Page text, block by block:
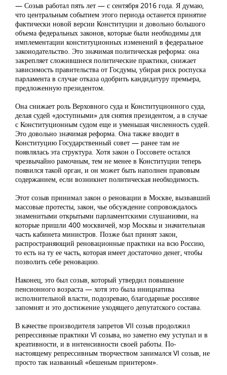
— Созыв работал пять лет — с сентября 2016 года. Я думаю,
что центральным событием этого периода останется принятие
фактически новой версии Конституции и довольно большого
объема федеральных законов, которые были необходимы для
имплементации конституционных изменений в федеральное
законодательство. Это значимая политическая реформа: она
закрепляет сложившиеся политические практики, снижает
зависимость правительства от Госдумы, убирая риск роспуска
парламента в случае отказа одобрить кандидатуру премьера,
предложенную президентом.
Она снижает роль Верховного суда и Конституционного суда,
делая судей «доступными» для снятия президентом, а в случае
с Конституционным судом еще и уменьшая численность судей.
Это довольно значимая реформа. Она также вводит в
Конституцию Государственный совет — ранее там не
появлялась эта структура. Хотя закон о Госсовете остался
чрезвычайно рамочным, тем не менее в Конституции теперь
появился такой орган, и он может быть наполнен правовым
содержанием, если возникнет политическая необходимость.
Этот созыв принимал закон о реновации в Москве, вызвавший
массовые протесты, закон, чье обсуждение сопровождалось
знаменитыми открытыми парламентскими слушаниями, на
которые пришли 400 москвичей, мэр Москвы и значительная
часть кабинета министров. Позже был принят закон,
распространяющий реновационные практики на всю Россию,
то есть на ту ее часть, которая имеет достаточно денег, чтобы
позволить себе реновацию.
Наконец, это был созыв, который утвердил повышение
пенсионного возраста — хотя это была инициатива
исполнительной власти, подозреваю, благодарные россияне
запомнят и это достижение уходящего депутатского состава.
В качестве производителя запретов VII созыв продолжил
репрессивные практики VI созыва, но заметно ему уступал и в
креативности, и в интенсивности своей работы. По-
настоящему репрессивным творчеством занимался VI созыв, не
просто так названный «бешеным принтером».